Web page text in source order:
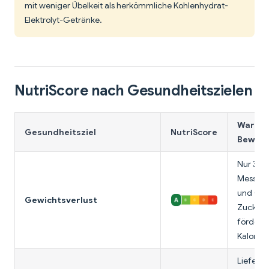
mit weniger Übelkeit als herkömmliche Kohlenhydrat-
Elektrolyt-Getränke.
NutriScore nach Gesundheitszielen
Gesundheitsziel NutriScore
Gewichtsverlust
Nur 35
und 0
Zucker.
fördern
Liefert